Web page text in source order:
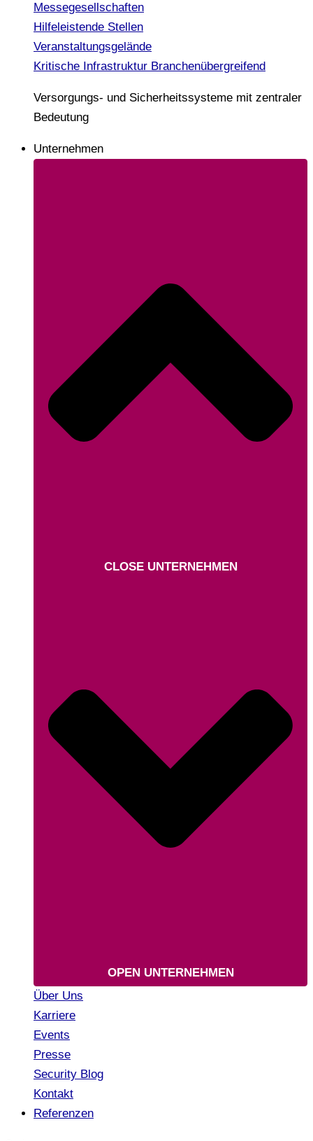
Messegesellschaften
Hilfeleistende Stellen
Veranstaltungsgelände
Kritische Infrastruktur Branchenübergreifend
Versorgungs- und Sicherheitssysteme mit zentraler
Bedeutung
Unternehmen
CLOSE UNTERNEHMEN
OPEN UNTERNEHMEN
Über Uns
Karriere
Events
Presse
Security Blog
Kontakt
Referenzen